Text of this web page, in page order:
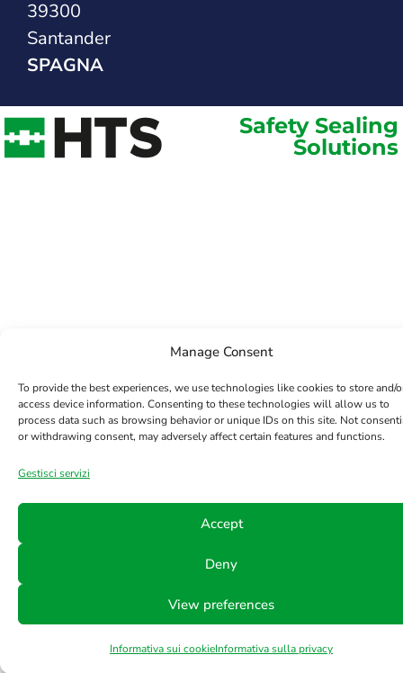
Manage Consent
To provide the best experiences, we use technologies like cookies to store and/
access device information. Consenting to these technologies will allow us to
process data such as browsing behavior or unique IDs on this site. Not
or withdrawing consent, may adversely affect certain features and functions.
Gestisci servizi
Accept
Deny
View preferences
Informativa sui cookieInformativa sulla privacy
39300
Santander
SPAGNA
Safety Sealing
Solutions